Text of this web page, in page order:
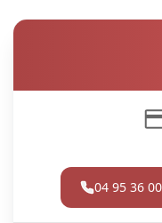
04 95 36